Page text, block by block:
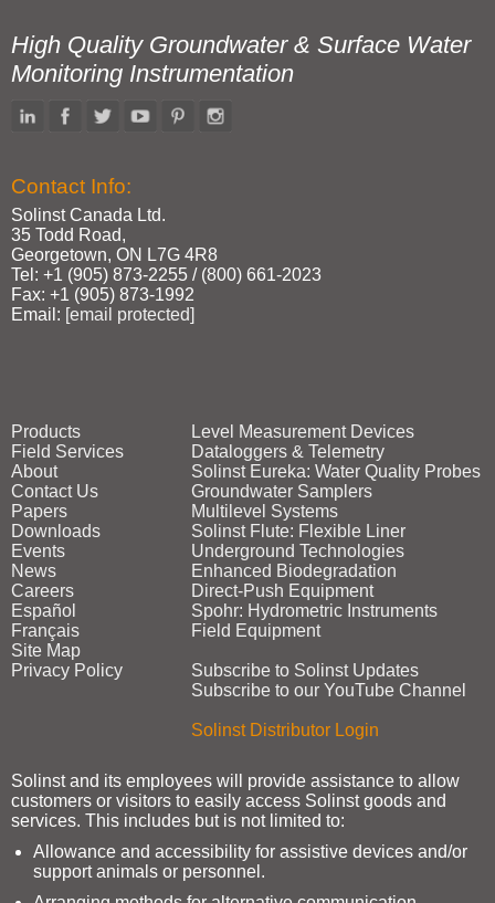
High Quality Groundwater & Surface Water
Monitoring Instrumentation
Contact Info:
Solinst Canada Ltd.
35 Todd Road,
Georgetown, ON L7G 4R8
Tel: +1 (905) 873‑2255 / (800) 661‑2023
Fax: +1 (905) 873‑1992
Email: [email protected]
Products
Field Services
About
Contact Us
Papers
Downloads
Events
News
Careers
Español
Français
Site Map
Privacy Policy
Level Measurement Devices
Dataloggers & Telemetry
Solinst Eureka: Water Quality Probes
Groundwater Samplers
Multilevel Systems
Solinst Flute: Flexible Liner
Underground Technologies
Enhanced Biodegradation
Direct‑Push Equipment
Spohr: Hydrometric Instruments
Field Equipment
Subscribe to Solinst Updates
Subscribe to our YouTube Channel
Solinst Distributor Login
Solinst and its employees will provide assistance to allow
customers or visitors to easily access Solinst goods and
services. This includes but is not limited to:
Allowance and accessibility for assistive devices and/or
support animals or personnel.